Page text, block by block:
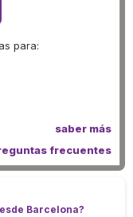
para:
saber más
frecuentes
Barcelona?